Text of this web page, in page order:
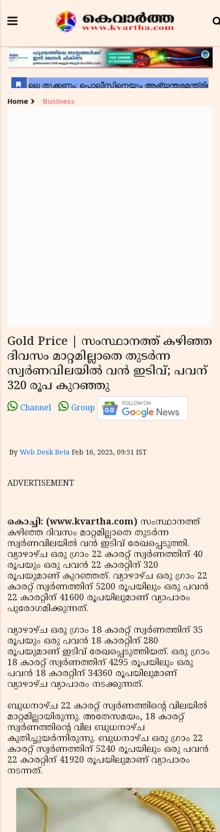
Home Business
Gold Price | സംസ്ഥാനത്ത് കഴിഞ്ഞ
ദിവസം മാറ്റമില്ലാതെ തുടര്‍ന്ന
സ്വര്‍ണവിലയില്‍ വന്‍ ഇടിവ്; പവന്
320 രൂപ കുറഞ്ഞു
Channel Group
By Web Desk Beta Feb 16, 2023, 09:51 IST
ADVERTISEMENT
കൊച്ചി: (www.kvartha.com) സംസ്ഥാനത്ത്
കഴിഞ്ഞ ദിവസം മാറ്റമില്ലാതെ തുടര്‍ന്ന
സ്വര്‍ണവിലയില്‍ വന്‍ ഇടിവ് രേഖപ്പെടുത്തി.
വ്യാഴാഴ്ച ഒരു ഗ്രാം 22 കാരറ്റ് സ്വര്‍ണത്തിന് 40
രൂപയും ഒരു പവന്‍ 22 കാരറ്റിന് 320
രൂപയുമാണ് കുറഞ്ഞത്. വ്യാഴാഴ്ച ഒരു ഗ്രാം 22
കാരറ്റ് സ്വര്‍ണത്തിന് 5200 രൂപയിലും ഒരു പവന്‍
22 കാരറ്റിന് 41600 രൂപയിലുമാണ് വ്യാപാരം
പുരോഗമിക്കുന്നത്.
വ്യാഴാഴ്ച ഒരു ഗ്രാം 18 കാരറ്റ് സ്വര്‍ണത്തിന് 35
രൂപയും ഒരു പവന്‍ 18 കാരറ്റിന് 280
രൂപയുമാണ് ഇടിവ് രേഖപ്പെടുത്തിയത്. ഒരു ഗ്രാം
18 കാരറ്റ് സ്വര്‍ണത്തിന് 4295 രൂപയിലും ഒരു
പവന്‍ 18 കാരറ്റിന് 34360 രൂപയിലുമാണ്
വ്യാഴാഴ്ച വ്യാപാരം നടക്കുന്നത്.
ബുധനാഴ്ച 22 കാരറ്റ് സ്വര്‍ണത്തിന്റെ വിലയില്‍
മാറ്റമില്ലായിരുന്നു. അതേസമയം, 18 കാരറ്റ്
സ്വര്‍ണത്തിന്റെ വില ബുധനാഴ്ച
കുതിച്ചുയര്‍ന്നിരുന്നു. ബുധനാഴ്ച ഒരു ഗ്രാം 22
കാരറ്റ് സ്വര്‍ണത്തിന് 5240 രൂപയിലും ഒരു പവന്‍
22 കാരറ്റിന് 41920 രൂപയിലുമാണ് വ്യാപാരം
നടന്നത്.